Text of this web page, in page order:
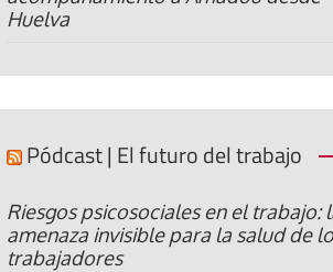
Huelva
Pódcast | El futuro del trabajo
Riesgos psicosociales en el trabajo:
amenaza invisible para la salud de
trabajadores